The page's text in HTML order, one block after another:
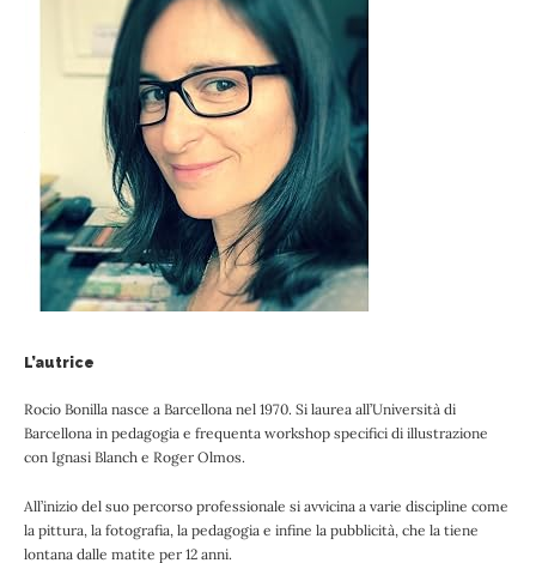
L’autrice
Rocio Bonilla nasce a Barcellona nel 1970. Si laurea all’Università di
Barcellona in pedagogia e frequenta workshop specifici di illustrazione
con Ignasi Blanch e Roger Olmos.
All’inizio del suo percorso professionale si avvicina a varie discipline come
la pittura, la fotografia, la pedagogia e infine la pubblicità, che la tiene
lontana dalle matite per 12 anni.